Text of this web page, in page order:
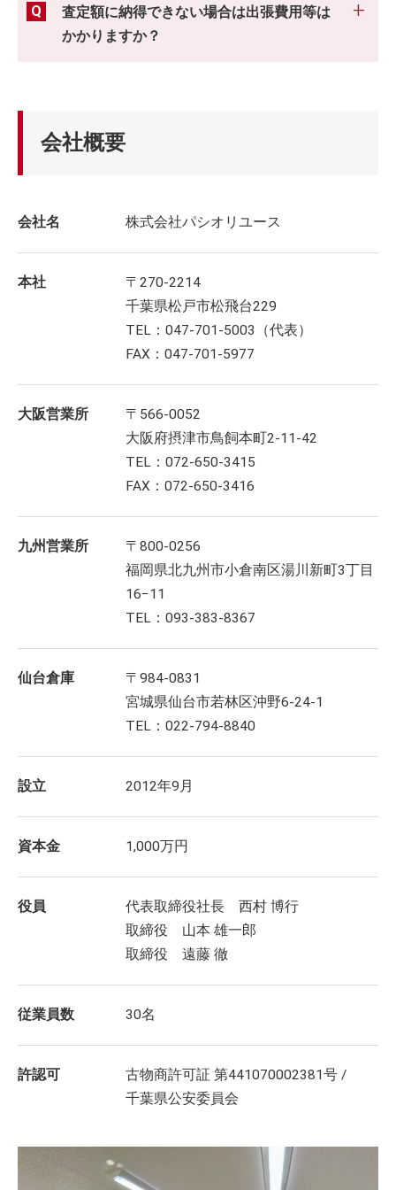
査定額に納得できない場合は出張費用等は
かかりますか？
会社概要
会社名 株式会社パシオリユース
本社
〒270-2214
千葉県松戸市松飛台229
TEL：047-701-5003（代表）
FAX：047-701-5977
大阪営業所
〒566-0052
大阪府摂津市鳥飼本町2-11-42
TEL：072-650-3415
FAX：072-650-3416
九州営業所
〒800-0256
福岡県北九州市小倉南区湯川新町3丁目
16−11
TEL：093-383-8367
仙台倉庫
〒984-0831
宮城県仙台市若林区沖野6-24-1
TEL：022-794-8840
設立 2012年9月
資本金 1,000万円
役員
代表取締役社長 西村 博行
取締役 山本 雄一郎
取締役 遠藤 徹
従業員数 30名
許認可
古物商許可証 第441070002381号 /
千葉県公安委員会